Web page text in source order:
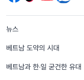
menu footer
뉴스
베트남 도약의 시대
베트남과 한‧일 굳건한 유대